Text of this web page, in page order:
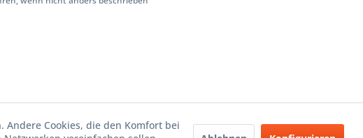
Cookies, die den Komfort bei